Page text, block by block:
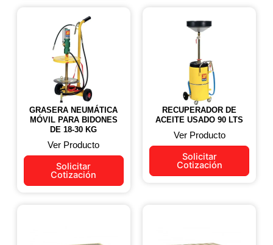
GRASERA NEUMÁTICA
MÓVIL PARA BIDONES
DE 18-30 KG
Ver Producto
Solicitar
Cotización
RECUPERADOR DE
ACEITE USADO 90 LTS
Ver Producto
Solicitar
Cotización